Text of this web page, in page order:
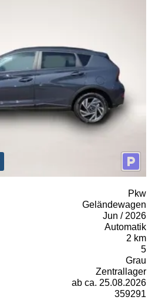
Pkw
Geländewagen
Jun / 2026
Automatik
2 km
5
Grau
Zentrallager
ab ca. 25.08.2026
359291